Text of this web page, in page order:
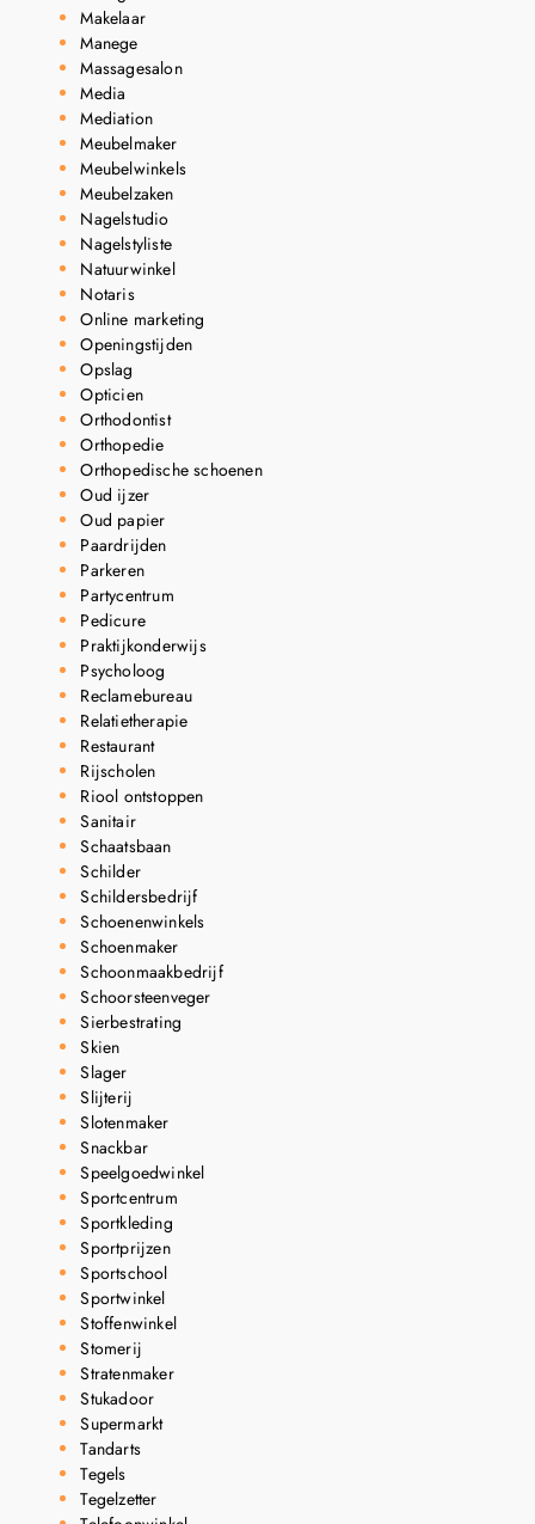
Makelaar
Manege
Massagesalon
Media
Mediation
Meubelmaker
Meubelwinkels
Meubelzaken
Nagelstudio
Nagelstyliste
Natuurwinkel
Notaris
Online marketing
Openingstijden
Opslag
Opticien
Orthodontist
Orthopedie
Orthopedische schoenen
Oud ijzer
Oud papier
Paardrijden
Parkeren
Partycentrum
Pedicure
Praktijkonderwijs
Psycholoog
Reclamebureau
Relatietherapie
Restaurant
Rijscholen
Riool ontstoppen
Sanitair
Schaatsbaan
Schilder
Schildersbedrijf
Schoenenwinkels
Schoenmaker
Schoonmaakbedrijf
Schoorsteenveger
Sierbestrating
Skien
Slager
Slijterij
Slotenmaker
Snackbar
Speelgoedwinkel
Sportcentrum
Sportkleding
Sportprijzen
Sportschool
Sportwinkel
Stoffenwinkel
Stomerij
Stratenmaker
Stukadoor
Supermarkt
Tandarts
Tegels
Tegelzetter